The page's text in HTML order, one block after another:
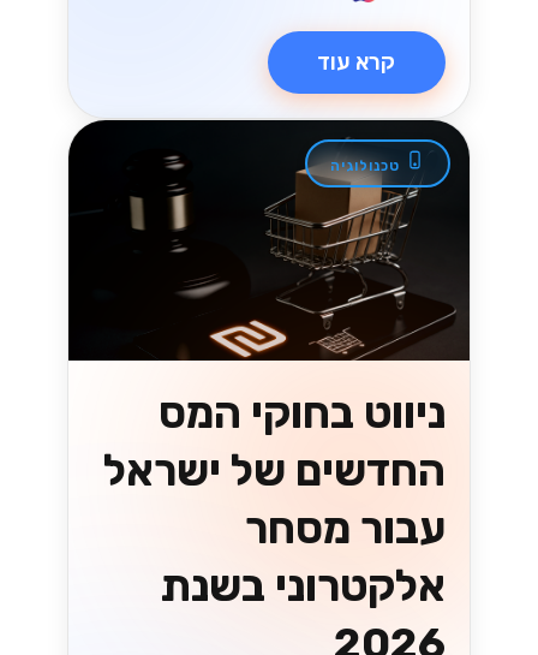
קרא עוד
טכנולוגיה
ניווט בחוקי המס
החדשים של ישראל
עבור מסחר
אלקטרוני בשנת
2026